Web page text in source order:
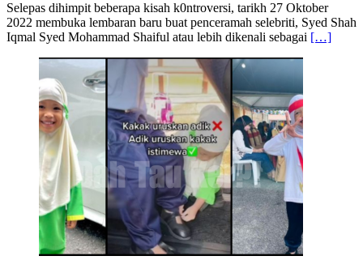
Selepas dihimpit beberapa kisah k0ntroversi, tarikh 27 Oktober
2022 membuka lembaran baru buat penceramah selebriti, Syed Shah
Iqmal Syed Mohammad Shaiful atau lebih dikenali sebagai […]